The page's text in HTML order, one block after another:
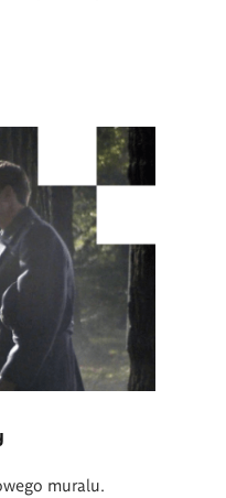
muralu.